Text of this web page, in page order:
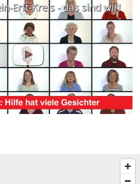
Erft-Kreis - das sind wir!